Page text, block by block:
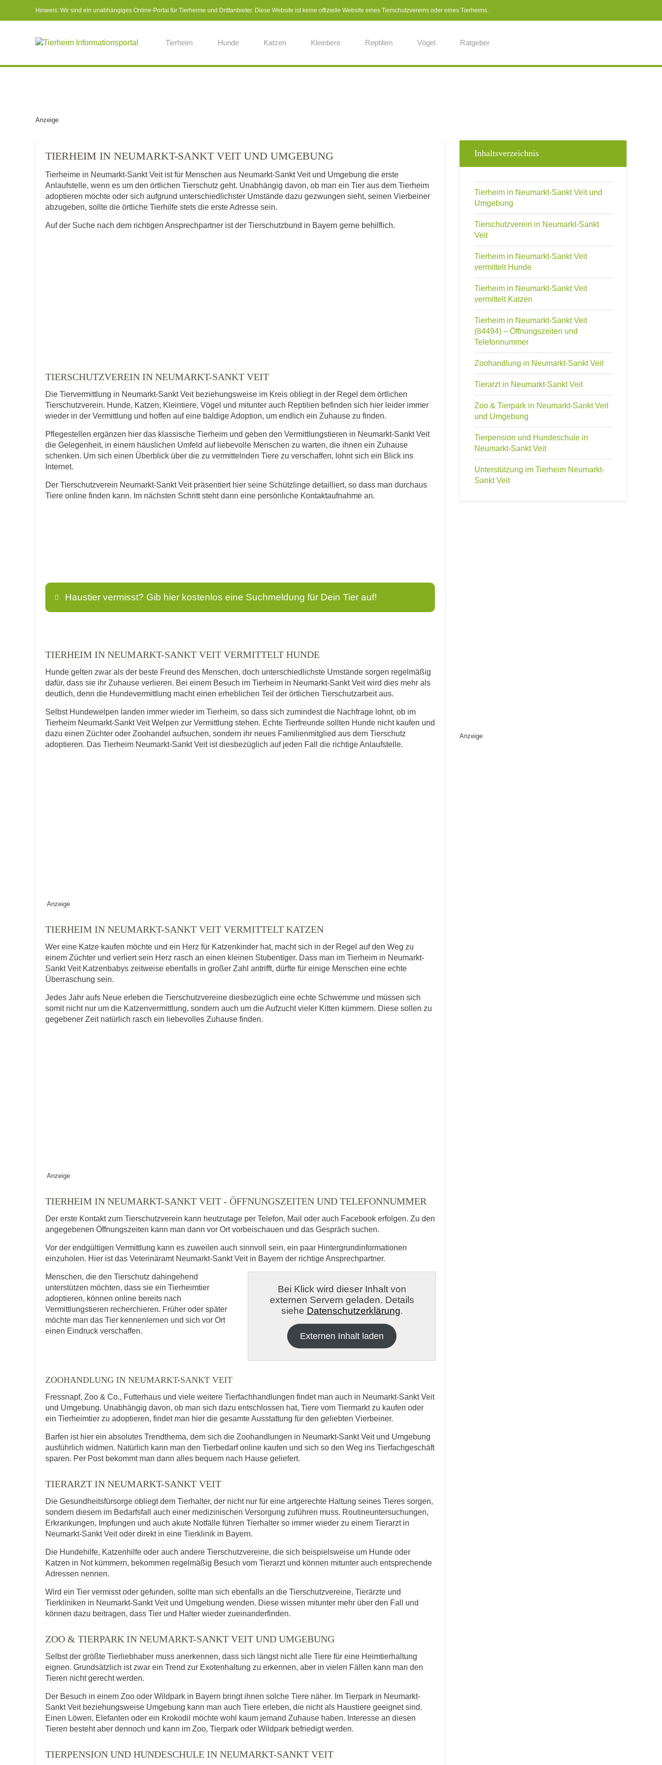
Hinweis: Wir sind ein unabhängiges Online-Portal für Tierheime und Drittanbieter. Diese Website ist keine offizielle Website eines Tierschutzvereins oder eines Tierheims.
Tierheim Hunde Katzen Kleintiere Reptilien Vögel Ratgeber
Anzeige
TIERHEIM IN NEUMARKT-SANKT VEIT UND UMGEBUNG
Tierheime in Neumarkt-Sankt Veit ist für Menschen aus Neumarkt-Sankt Veit und Umgebung die erste
Anlaufstelle, wenn es um den örtlichen Tierschutz geht. Unabhängig davon, ob man ein Tier aus dem Tierheim
adoptieren möchte oder sich aufgrund unterschiedlichster Umstände dazu gezwungen sieht, seinen Vierbeiner
abzugeben, sollte die örtliche Tierhilfe stets die erste Adresse sein.
Auf der Suche nach dem richtigen Ansprechpartner ist der Tierschutzbund in Bayern gerne behilflich.
TIERSCHUTZVEREIN IN NEUMARKT-SANKT VEIT
Die Tiervermittlung in Neumarkt-Sankt Veit beziehungsweise im Kreis obliegt in der Regel dem örtlichen
Tierschutzverein. Hunde, Katzen, Kleintiere, Vögel und mitunter auch Reptilien befinden sich hier leider immer
wieder in der Vermittlung und hoffen auf eine baldige Adoption, um endlich ein Zuhause zu finden.
Pflegestellen ergänzen hier das klassische Tierheim und geben den Vermittlungstieren in Neumarkt-Sankt Veit
die Gelegenheit, in einem häuslichen Umfeld auf liebevolle Menschen zu warten, die ihnen ein Zuhause
schenken. Um sich einen Überblick über die zu vermittelnden Tiere zu verschaffen, lohnt sich ein Blick ins
Internet.
Der Tierschutzverein Neumarkt-Sankt Veit präsentiert hier seine Schützlinge detailliert, so dass man durchaus
Tiere online finden kann. Im nächsten Schritt steht dann eine persönliche Kontaktaufnahme an.
Haustier vermisst? Gib hier kostenlos eine Suchmeldung für Dein Tier auf!
E-Mail*
Alter des Tiers
Beschreibung des Tiers*
Kontaktdaten des Besitzers
Diese Daten werden zu Kontaktaufnahme veröffentlicht.
E-Mail-Adresse
Mit Absenden der Daten akzeptiere ich dieDatenschutzbedinungen..
ABSENDEN
TIERHEIM IN NEUMARKT-SANKT VEIT VERMITTELT HUNDE
Hunde gelten zwar als der beste Freund des Menschen, doch unterschiedlichste Umstände sorgen regelmäßig
dafür, dass sie ihr Zuhause verlieren. Bei einem Besuch im Tierheim in Neumarkt-Sankt Veit wird dies mehr als
deutlich, denn die Hundevermittlung macht einen erheblichen Teil der örtlichen Tierschutzarbeit aus.
Selbst Hundewelpen landen immer wieder im Tierheim, so dass sich zumindest die Nachfrage lohnt, ob im
Tierheim Neumarkt-Sankt Veit Welpen zur Vermittlung stehen. Echte Tierfreunde sollten Hunde nicht kaufen und
dazu einen Züchter oder Zoohandel aufsuchen, sondern ihr neues Familienmitglied aus dem Tierschutz
adoptieren. Das Tierheim Neumarkt-Sankt Veit ist diesbezüglich auf jeden Fall die richtige Anlaufstelle.
Anzeige
TIERHEIM IN NEUMARKT-SANKT VEIT VERMITTELT KATZEN
Wer eine Katze kaufen möchte und ein Herz für Katzenkinder hat, macht sich in der Regel auf den Weg zu
einem Züchter und verliert sein Herz rasch an einen kleinen Stubentiger. Dass man im Tierheim in Neumarkt-
Sankt Veit Katzenbabys zeitweise ebenfalls in großer Zahl antrifft, dürfte für einige Menschen eine echte
Überraschung sein.
Jedes Jahr aufs Neue erleben die Tierschutzvereine diesbezüglich eine echte Schwemme und müssen sich
somit nicht nur um die Katzenvermittlung, sondern auch um die Aufzucht vieler Kitten kümmern. Diese sollen zu
gegebener Zeit natürlich rasch ein liebevolles Zuhause finden.
Anzeige
TIERHEIM IN NEUMARKT-SANKT VEIT - ÖFFNUNGSZEITEN UND TELEFONNUMMER
Der erste Kontakt zum Tierschutzverein kann heutzutage per Telefon, Mail oder auch Facebook erfolgen. Zu den
angegebenen Öffnungszeiten kann man dann vor Ort vorbeischauen und das Gespräch suchen.
Vor der endgültigen Vermittlung kann es zuweilen auch sinnvoll sein, ein paar Hintergrundinformationen
einzuholen. Hier ist das Veterinäramt Neumarkt-Sankt Veit in Bayern der richtige Ansprechpartner.
Menschen, die den Tierschutz dahingehend
unterstützen möchten, dass sie ein Tierheimtier
adoptieren, können online bereits nach
Vermittlungstieren recherchieren. Früher oder später
möchte man das Tier kennenlernen und sich vor Ort
einen Eindruck verschaffen.
Bei Klick wird dieser Inhalt von
externen Servern geladen. Details
siehe Datenschutzerklärung.
Externen Inhalt laden
ZOOHANDLUNG IN NEUMARKT-SANKT VEIT
Fressnapf, Zoo & Co., Futterhaus und viele weitere Tierfachhandlungen findet man auch in Neumarkt-Sankt Veit
und Umgebung. Unabhängig davon, ob man sich dazu entschlossen hat, Tiere vom Tiermarkt zu kaufen oder
ein Tierheimtier zu adoptieren, findet man hier die gesamte Ausstattung für den geliebten Vierbeiner.
Barfen ist hier ein absolutes Trendthema, dem sich die Zoohandlungen in Neumarkt-Sankt Veit und Umgebung
ausführlich widmen. Natürlich kann man den Tierbedarf online kaufen und sich so den Weg ins Tierfachgeschäft
sparen. Per Post bekommt man dann alles bequem nach Hause geliefert.
TIERARZT IN NEUMARKT-SANKT VEIT
Die Gesundheitsfürsorge obliegt dem Tierhalter, der nicht nur für eine artgerechte Haltung seines Tieres sorgen,
sondern diesem im Bedarfsfall auch einer medizinischen Versorgung zuführen muss. Routineuntersuchungen,
Erkrankungen, Impfungen und auch akute Notfälle führen Tierhalter so immer wieder zu einem Tierarzt in
Neumarkt-Sankt Veit oder direkt in eine Tierklinik in Bayern.
Die Hundehilfe, Katzenhilfe oder auch andere Tierschutzvereine, die sich beispielsweise um Hunde oder
Katzen in Not kümmern, bekommen regelmäßig Besuch vom Tierarzt und können mitunter auch entsprechende
Adressen nennen.
Wird ein Tier vermisst oder gefunden, sollte man sich ebenfalls an die Tierschutzvereine, Tierärzte und
Tierkliniken in Neumarkt-Sankt Veit und Umgebung wenden. Diese wissen mitunter mehr über den Fall und
können dazu beitragen, dass Tier und Halter wieder zueinanderfinden.
ZOO & TIERPARK IN NEUMARKT-SANKT VEIT UND UMGEBUNG
Selbst der größte Tierliebhaber muss anerkennen, dass sich längst nicht alle Tiere für eine Heimtierhaltung
eignen. Grundsätzlich ist zwar ein Trend zur Exotenhaltung zu erkennen, aber in vielen Fällen kann man den
Tieren nicht gerecht werden.
Der Besuch in einem Zoo oder Wildpark in Bayern bringt ihnen solche Tiere näher. Im Tierpark in Neumarkt-
Sankt Veit beziehungsweise Umgebung kann man auch Tiere erleben, die nicht als Haustiere geeignet sind.
Einen Löwen, Elefanten oder ein Krokodil möchte wohl kaum jemand Zuhause haben. Interesse an diesen
Tieren besteht aber dennoch und kann im Zoo, Tierpark oder Wildpark befriedigt werden.
TIERPENSION UND HUNDESCHULE IN NEUMARKT-SANKT VEIT
Inhaltsverzeichnis
Tierheim in Neumarkt-Sankt Veit und
Umgebung
Tierschutzverein in Neumarkt-Sankt
Veit
Tierheim in Neumarkt-Sankt Veit
vermittelt Hunde
Tierheim in Neumarkt-Sankt Veit
vermittelt Katzen
Tierheim in Neumarkt-Sankt Veit
(84494) – Öffnungszeiten und
Telefonnummer
Zoohandlung in Neumarkt-Sankt Veit
Tierarzt in Neumarkt-Sankt Veit
Zoo & Tierpark in Neumarkt-Sankt Veit
und Umgebung
Tierpension und Hundeschule in
Neumarkt-Sankt Veit
Unterstützung im Tierheim Neumarkt-
Sankt Veit
Anzeige